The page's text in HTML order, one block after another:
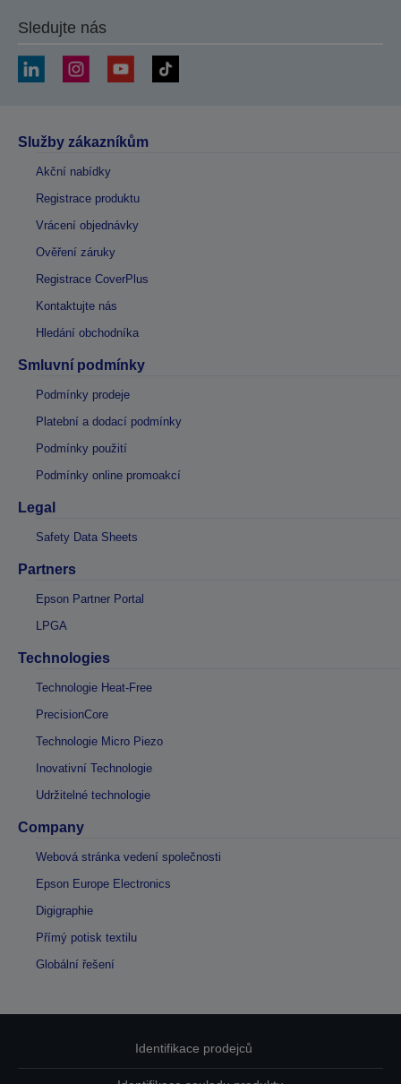
Sledujte nás
Služby zákazníkům
Akční nabídky
Registrace produktu
Vrácení objednávky
Ověření záruky
Registrace CoverPlus
Kontaktujte nás
Hledání obchodníka
Smluvní podmínky
Podmínky prodeje
Platební a dodací podmínky
Podmínky použití
Podmínky online promoakcí
Legal
Safety Data Sheets
Partners
Epson Partner Portal
LPGA
Technologies
Technologie Heat-Free
PrecisionCore
Technologie Micro Piezo
Inovativní Technologie
Udržitelné technologie
Company
Webová stránka vedení společnosti
Epson Europe Electronics
Digigraphie
Přímý potisk textilu
Globální řešení
Identifikace prodejců